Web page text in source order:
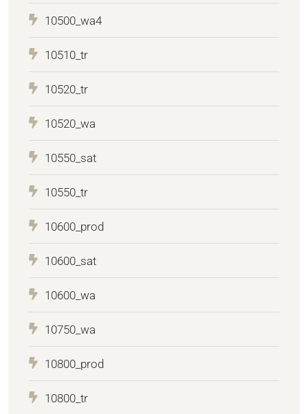
10500_wa4
10510_tr
10520_tr
10520_wa
10550_sat
10550_tr
10600_prod
10600_sat
10600_wa
10750_wa
10800_prod
10800_tr